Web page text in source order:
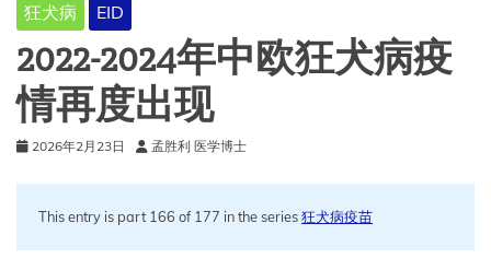
和
标
狂犬病 EID
2022-2024年中欧狂犬病疫
情再度出现
2026年2月23日 孟胜利 医学博士
This entry is part 166 of 177 in the series狂犬病疫苗